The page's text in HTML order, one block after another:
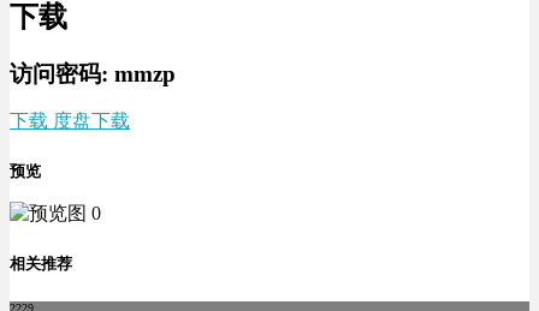
下载
访问密码: mmzp
下载 度盘下载
预览
相关推荐
2229